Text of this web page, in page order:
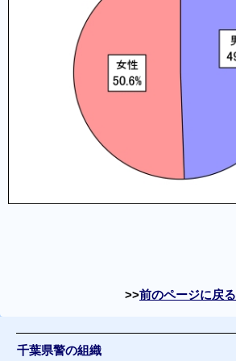
前のページに戻る
千葉県警の組織